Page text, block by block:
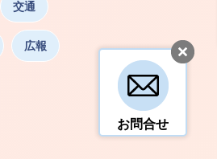
交通
広報
お問合せ